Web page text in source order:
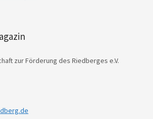
zur Förderung des Riedberges e.V.